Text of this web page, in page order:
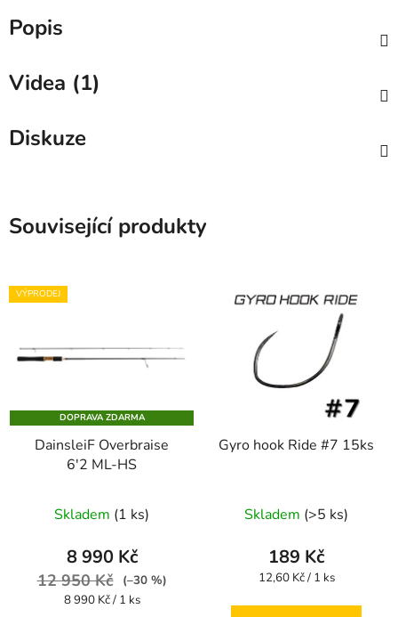
Popis
Videa (1)
Diskuze
Související produkty
VÝPRODEJ
DOPRAVA ZDARMA
DainsleiF Overbraise
6'2 ML-HS
hodnocení
produktu
je
3,3
Skladem (1 ks)
8 990 Kč
12 950 Kč
(–30 %)
Měrná
8 990 Kč / 1 ks
Gyro hook Ride #7 15ks
Skladem (>5 ks)
189 Kč
Měrná
12,60 Kč / 1 ks